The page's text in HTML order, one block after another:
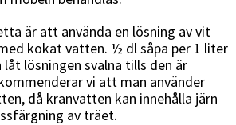
är att använda en lösning av vit
kokat vatten. ½ dl såpa per 1 liter
lösningen svalna tills den är
vi att man använder
då kranvatten kan innehålla järn
av träet.